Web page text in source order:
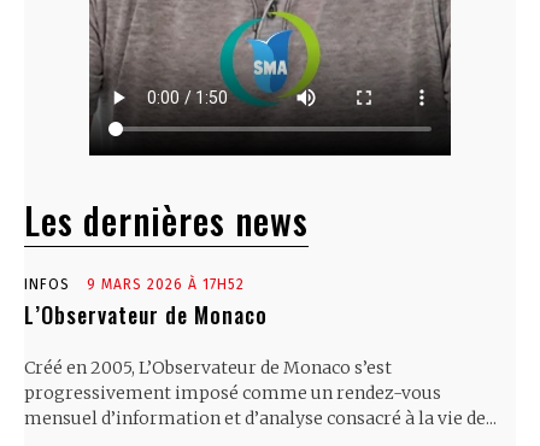
Les dernières news
INFOS 9 MARS 2026 À 17H52
L’Observateur de Monaco
Créé en 2005, L’Observateur de Monaco s’est
progressivement imposé comme un rendez-vous
mensuel d’information et d’analyse consacré à la vie de...